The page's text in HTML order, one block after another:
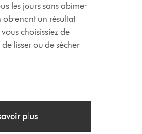
les jours sans abîmer
obtenant un résultat
choisissiez de
lisser ou de sécher
plus